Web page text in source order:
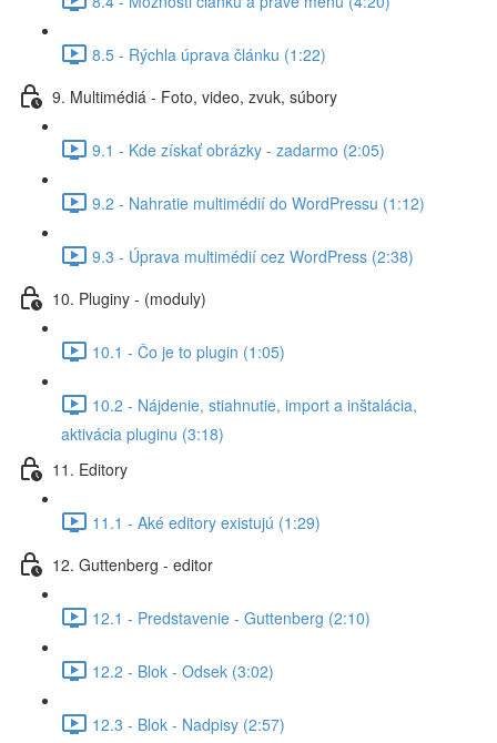
8.5 - Rýchla úprava článku (1:22)
9. Multimédiá - Foto, video, zvuk, súbory
9.1 - Kde získať obrázky - zadarmo (2:05)
9.2 - Nahratie multimédií do WordPressu (1:12)
9.3 - Úprava multimédií cez WordPress (2:38)
10. Pluginy - (moduly)
10.1 - Čo je to plugin (1:05)
10.2 - Nájdenie, stiahnutie, import a inštalácia,
aktivácia pluginu (3:18)
11. Editory
11.1 - Aké editory existujú (1:29)
12. Guttenberg - editor
12.1 - Predstavenie - Guttenberg (2:10)
12.2 - Blok - Odsek (3:02)
12.3 - Blok - Nadpisy (2:57)